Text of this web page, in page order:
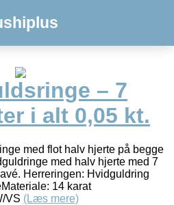
– 7
i alt 0,05 kt.
med flot halv hjerte på begge
med halv hjerte med 7
Herreringen: Hvidguldring
14 karat
VS (Læs mere)